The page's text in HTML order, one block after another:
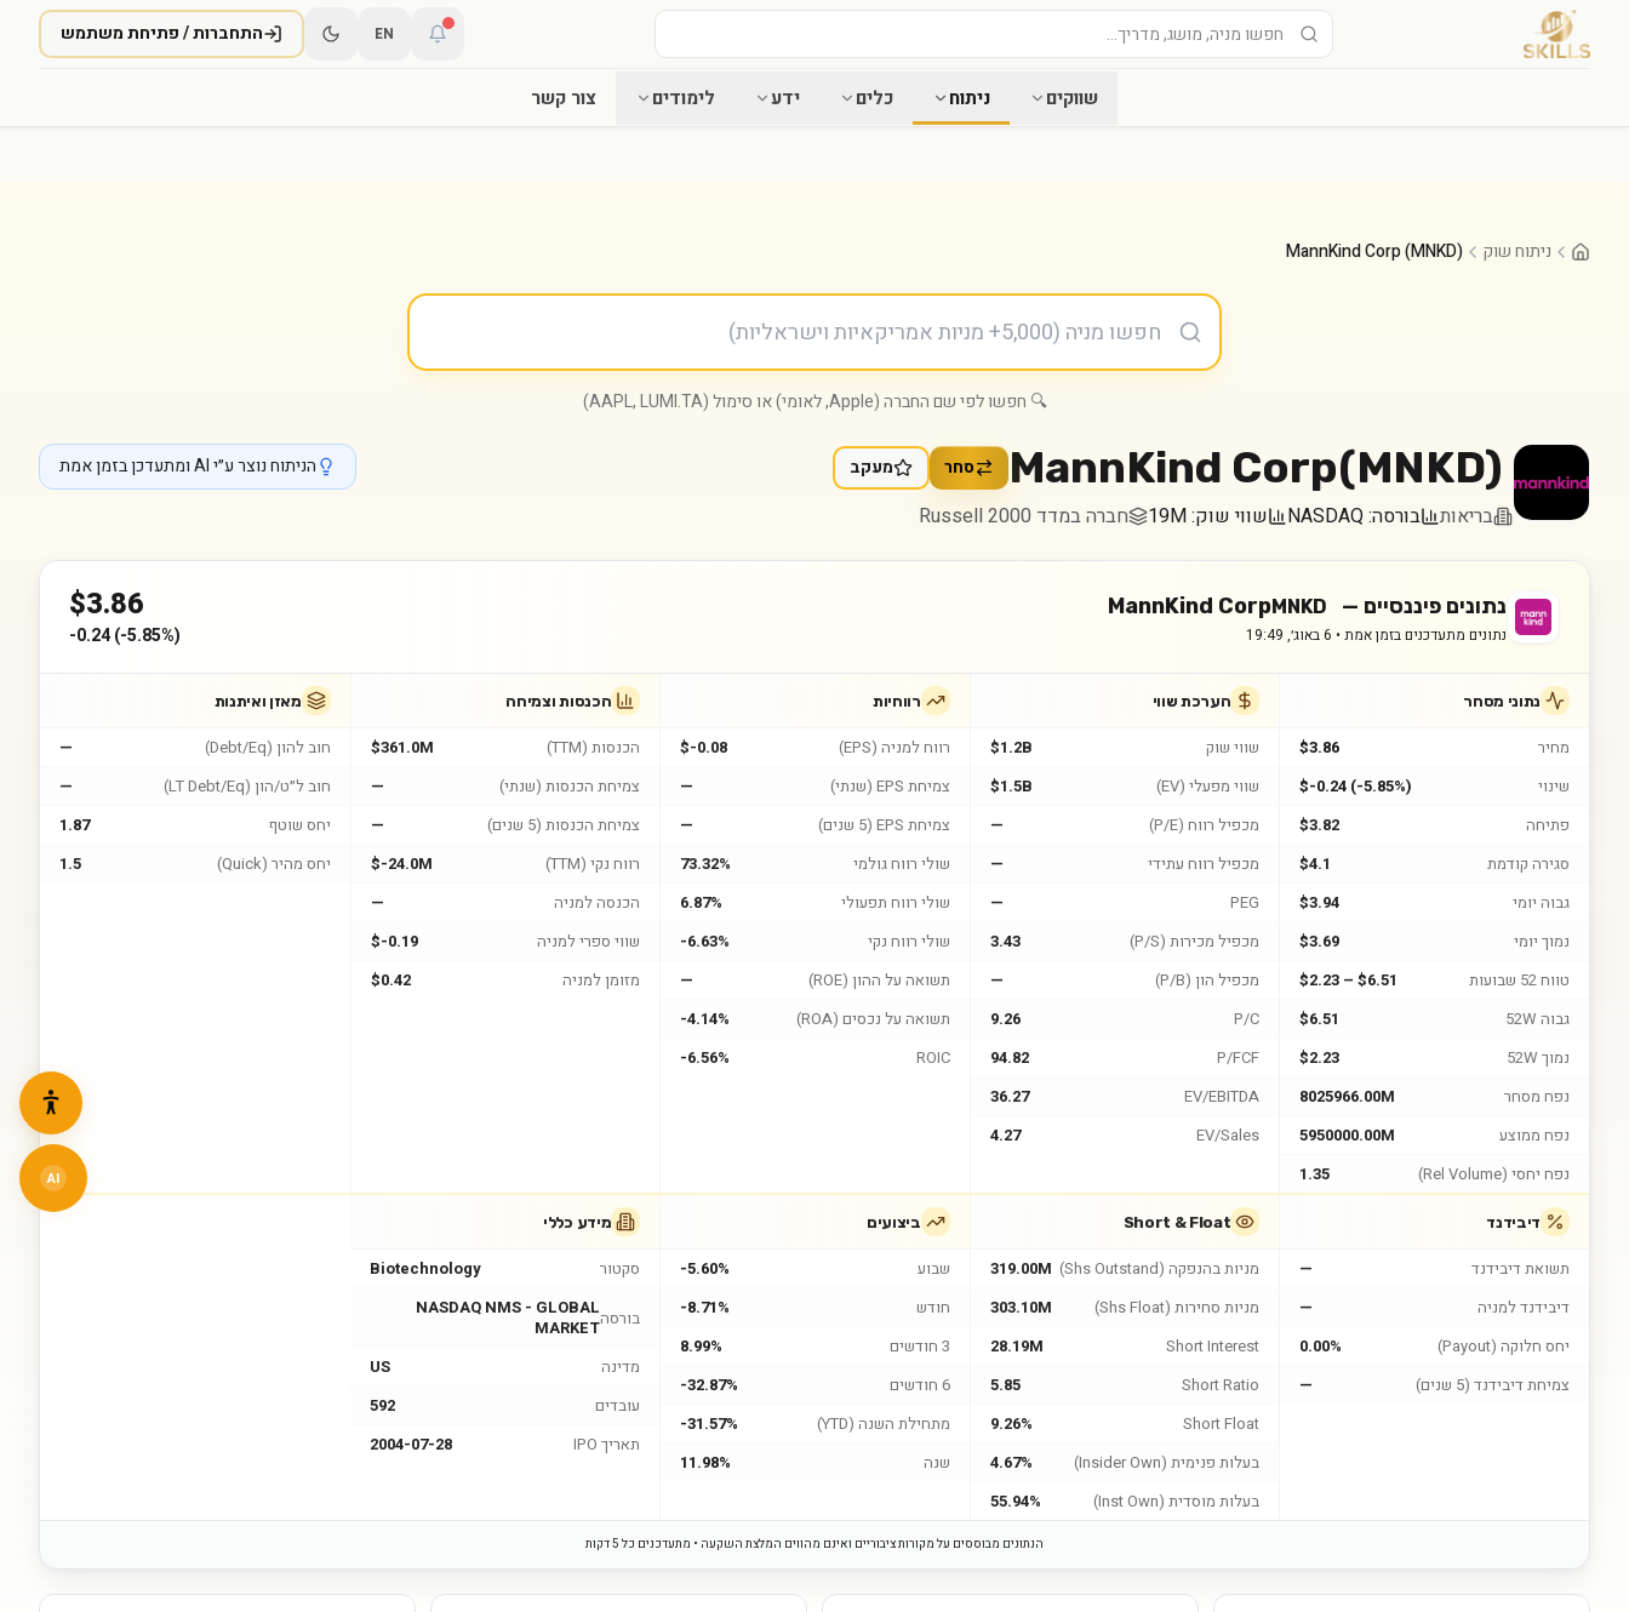
EN התחברות / פתיחת משתמש
שווקים ניתוח כלים ידע לימודים צור קשר
ניתוח שוק MannKind Corp (MNKD)
🔍 חפשו לפי שם החברה (Apple, לאומי) או סימול (AAPL, LUMI.TA)
MannKind Corp(MNKD) סחר מעקב
בריאות בורסה:NASDAQ שווי שוק:19M חברה במדד Russell 2000
הניתוח נוצר ע״י AI ומתעדכן בזמן אמת
נתונים פיננסיים — MannKind CorpMNKD
נתונים מתעדכנים בזמן אמת • 6 באוג׳, 19:49
$3.86
-0.24(-5.85%)
נתוני מסחר
מחיר
$3.86
שינוי
$-0.24 (-5.85%)
פתיחה
$3.82
סגירה קודמת
$4.1
גבוה יומי
$3.94
נמוך יומי
$3.69
טווח 52 שבועות
$2.23 – $6.51
גבוה 52W
$6.51
נמוך 52W
$2.23
נפח מסחר
8025966.00M
נפח ממוצע
5950000.00M
נפח יחסי (Rel Volume)
1.35
הערכת שווי
שווי שוק
$1.2B
שווי מפעלי (EV)
$1.5B
מכפיל רווח (P/E)
—
מכפיל רווח עתידי
—
PEG
—
מכפיל מכירות (P/S)
3.43
מכפיל הון (P/B)
—
P/C
9.26
P/FCF
94.82
EV/EBITDA
36.27
EV/Sales
4.27
רווחיות
רווח למניה (EPS)
$-0.08
צמיחת EPS (שנתי)
—
צמיחת EPS (5 שנים)
—
שולי רווח גולמי
73.32%
שולי רווח תפעולי
6.87%
שולי רווח נקי
-6.63%
תשואה על ההון (ROE)
—
תשואה על נכסים (ROA)
-4.14%
ROIC
-6.56%
הכנסות וצמיחה
הכנסות (TTM)
$361.0M
צמיחת הכנסות (שנתי)
—
צמיחת הכנסות (5 שנים)
—
רווח נקי (TTM)
$-24.0M
הכנסה למניה
—
שווי ספרי למניה
$-0.19
מזומן למניה
$0.42
מאזן ואיתנות
חוב להון (Debt/Eq)
—
חוב ל״ט/הון (LT Debt/Eq)
—
יחס שוטף
1.87
יחס מהיר (Quick)
1.5
דיבידנד
תשואת דיבידנד
—
דיבידנד למניה
—
יחס חלוקה (Payout)
0.00%
צמיחת דיבידנד (5 שנים)
—
Short & Float
מניות בהנפקה (Shs Outstand)
319.00M
מניות סחירות (Shs Float)
303.10M
Short Interest
28.19M
Short Ratio
5.85
Short Float
9.26%
בעלות פנימית (Insider Own)
4.67%
בעלות מוסדית (Inst Own)
55.94%
ביצועים
שבוע
-5.60%
חודש
-8.71%
3 חודשים
8.99%
6 חודשים
-32.87%
מתחילת השנה (YTD)
-31.57%
שנה
11.98%
מידע כללי
סקטור Biotechnology
בורסהNASDAQ NMS - GLOBAL
MARKET
מדינה
US
עובדים
592
תאריך IPO
2004-07-28
הנתונים מבוססים על מקורות ציבוריים ואינם מהווים המלצת השקעה • מתעדכנים כל 5 דקות
AI